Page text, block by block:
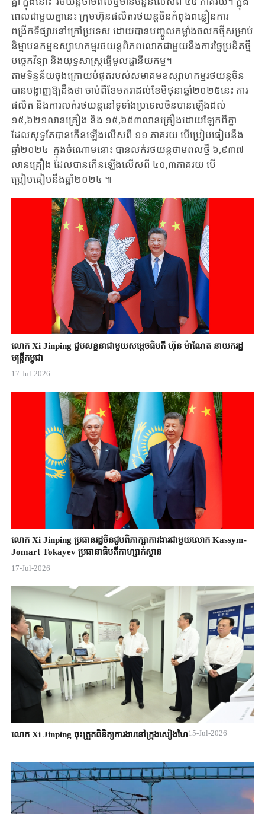
ពេលជាមួយគ្នានេះ ក្រុមហ៊ុនផលិតរថយន្តចិន​កំពុង​ពន្លឿនការ
ពង្រីកទីផ្សារ​នៅក្រៅប្រទេស ដោយបាន​​បញ្ចូលកម្លាំងចលកថ្មី​សម្រាប់​
និម្មាបនកម្ម​ឧស្សាហកម្ម​រថយន្តពិភពលោក​ជាមួយនឹង​ការច្នៃប្រឌិតថ្មី​
បច្ចេកវិទ្យា និង​យុទ្ធសាស្ត្រ​ធ្វើមូលដ្ឋានីយកម្ម។
តាម​ទិន្នន័យចុងក្រោយបំផុតរបស់​សមាគមឧស្សាហកម្ម​រថយន្តចិន
បានបង្ហាញឱ្យ​ដឹង​ថា​ ចាប់ពីខែមករាដល់ខែមិថុនាឆ្នាំ២០២៥នេះ ការ
ផលិត និងការលក់រថយន្ត​នៅ​ទូទាំង​ប្រទេសចិនបានឡើង​ដល់
១៥,៦២១លានគ្រឿង និង ១៥,៦៥៣លានគ្រឿងដោយ​ឡែកពីគ្នា ​
ដែលសុទ្ធតែបានកើនឡើងលើសពី​ ១១ ភាគរយ បើប្រៀបធៀបនឹង
ឆ្នាំ២០២៤​ ​ ក្នុង​ចំណោម​នោះ ​បានលក់​រថយន្ត​ថាមពល​ថ្មី​ ៦,៩៣៧​
លាន​គ្រឿង ដែល​បានកើនឡើង​លើសពី​ ៤០,៣ភាគរយ បើ
ប្រៀបធៀបនឹងឆ្នាំ២០២៤​ ៕
លោក Xi Jinping ជួបសន្ទនាជាមួយសម្តេចធិបតី ហ៊ុន ម៉ាណែត នាយករដ្ឋ
មន្ត្រីកម្ពុជា
17-Jul-2026
លោក Xi Jinping ប្រធានរដ្ឋចិន​ជួបពិភាក្សា​ការងារជាមួយ​លោក Kassym-
Jomart ​Tokayev ​ប្រធានាធិបតី​កាហ្សាក់ស្ថាន​
17-Jul-2026
លោក Xi Jinping ចុះត្រួតពិនិត្យការងារនៅក្រុងសៀងហៃ15-Jul-2026